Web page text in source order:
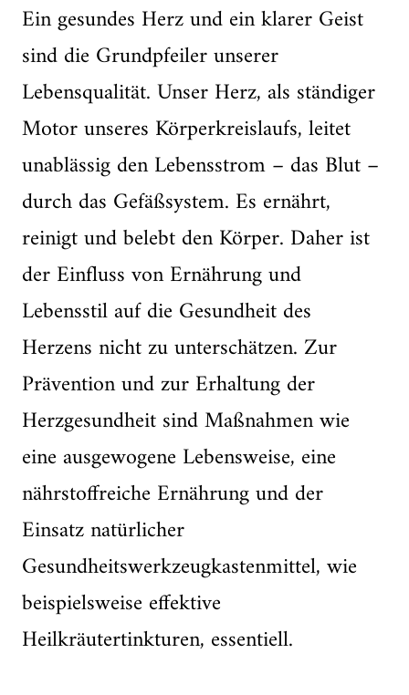
Ein gesundes Herz und ein klarer Geist
sind die Grundpfeiler unserer
Lebensqualität. Unser Herz, als ständiger
Motor unseres Körperkreislaufs, leitet
unablässig den Lebensstrom – das Blut –
durch das Gefäßsystem. Es ernährt,
reinigt und belebt den Körper. Daher ist
der Einfluss von Ernährung und
Lebensstil auf die Gesundheit des
Herzens nicht zu unterschätzen. Zur
Prävention und zur Erhaltung der
Herzgesundheit sind Maßnahmen wie
eine ausgewogene Lebensweise, eine
nährstoffreiche Ernährung und der
Einsatz natürlicher
Gesundheitswerkzeugkastenmittel, wie
beispielsweise effektive
Heilkräutertinkturen, essentiell.